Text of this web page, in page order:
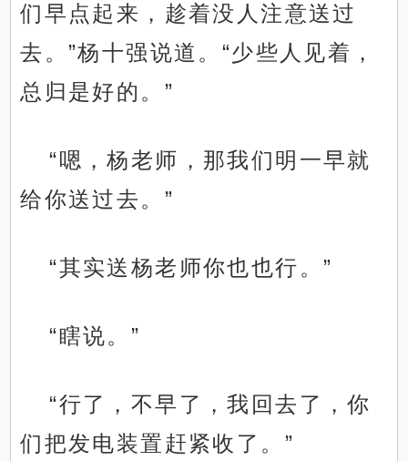
们早点起来，趁着没人注意送过
去。”杨十强说道。“少些人见着，
总归是好的。”
“嗯，杨老师，那我们明一早就
给你送过去。”
“其实送杨老师你也也行。”
“瞎说。”
“行了，不早了，我回去了，你
们把发电装置赶紧收了。”